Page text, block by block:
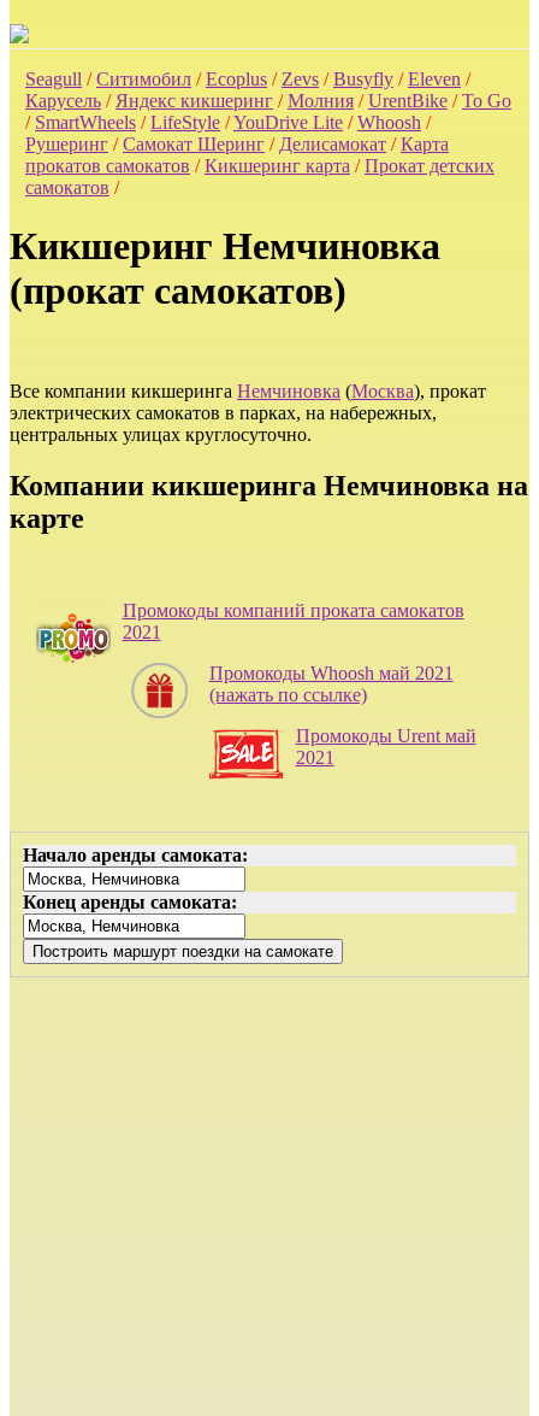
Seagull /Ситимобил/Ecoplus/ Zevs/Busyfly/Eleven /
Карусель/ Яндекс кикшеринг/Молния/UrentBike/To Go
/ SmartWheels/LifeStyle/YouDrive Lite/Whoosh /
Рушеринг/Самокат Шеринг/ Делисамокат/Карта
прокатов самокатов /Кикшеринг карта /Прокат детских
самокатов /
Кикшеринг Немчиновка
(прокат самокатов)
Все компании кикшеринга Немчиновка (Москва), прокат
электрических самокатов в парках, на набережных,
центральных улицах круглосуточно.
Компании кикшеринга Немчиновка на
карте
Промокоды компаний проката самокатов
2021
Промокоды Whoosh май 2021
(нажать по ссылке)
Промокоды Urent май
2021
Начало аренды самоката:
Конец аренды самоката: